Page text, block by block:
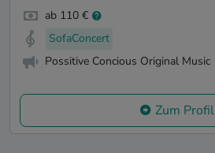
ab 110 €
SofaConcert
Possitive Concious Original Music
Zum Profil